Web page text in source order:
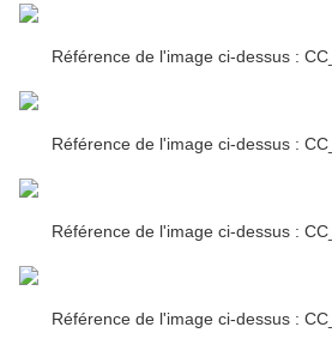
Référence de l'image ci-dessus :
Référence de l'image ci-dessus :
Référence de l'image ci-dessus :
Référence de l'image ci-dessus :